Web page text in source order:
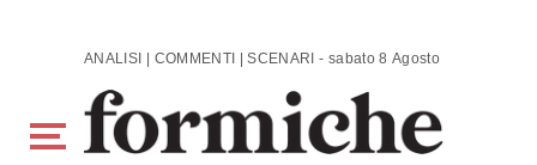
Skip to main content ANALISI | COMMENTI | SCENARI - sabato 8 Agosto 2026